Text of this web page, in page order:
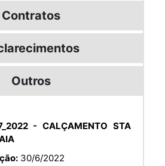
Contratos
Outros
- CALÇAMENTO STA
30/6/2022